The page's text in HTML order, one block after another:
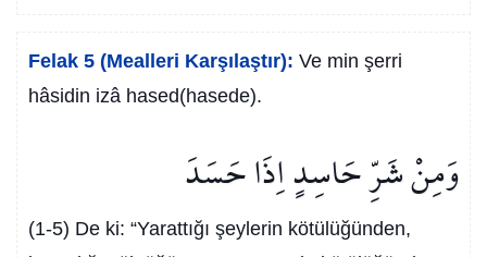
Felak 5 (Mealleri Karşılaştır): Ve min şerri
hâsidin izâ hased(hasede).
وَمِنْ شَرِّ حَاسِدٍ اِذَا حَسَدَ
(1-5) De ki: “Yarattığı şeylerin kötülüğünden,